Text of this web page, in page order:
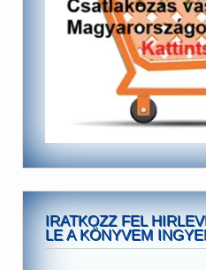
IRATKOZZ FEL
LE A KÖNYVEM